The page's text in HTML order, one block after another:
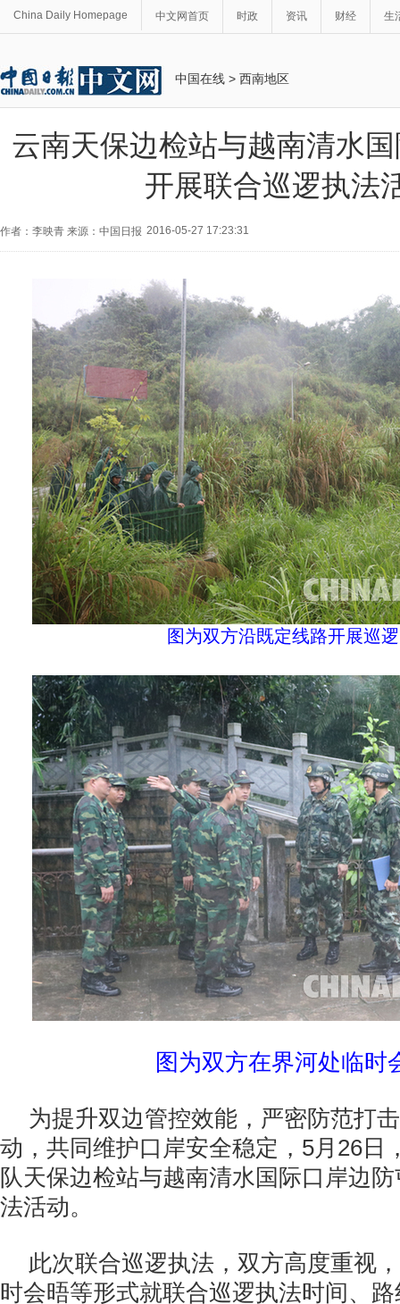
China Daily Homepage 中文网首页 时政 资讯 财经 生
中国在线 > 西南地区
云南天保边检站与越南清水
开展联合巡逻执法
作者：李映青 来源：中国日报 2016-05-27 17:23:31
图为双方沿既定线路开展巡逻
图为双方在界河处临时
为提升双边管控效能，严密防范打
动，共同维护口岸安全稳定，5月26日
队天保边检站与越南清水国际口岸边
法活动。
此次联合巡逻执法，双方高度重视
时会晤等形式就联合巡逻执法时间、